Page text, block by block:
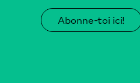
Abonne-toi ici!